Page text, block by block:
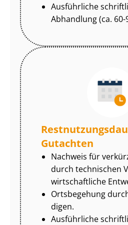
Ausführliche
Abhandlung (ca. 60-
Gutachten
Nachweis für
durch technischen
wirtschaftliche
Ortsbegehung
di­gen.
Ausführliche